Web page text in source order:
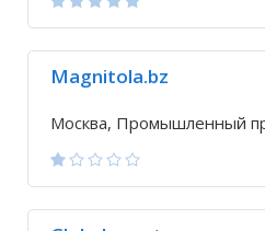
Magnitola.bz
Москва, Промышленный